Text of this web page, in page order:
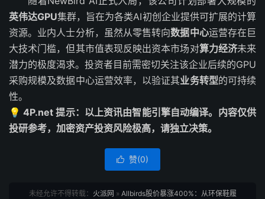
英伟达GPU集群，旨在为各类AI初创企业提供可扩展的计算
资源。业内人士分析，虽然从零售转向数据中心运营存在巨
大技术门槛，但其市值表现反映出资本市场对算力经济未来
潜力的极度渴求。投资者目前需密切关注该企业后续的GPU
采购规模及数据中心运营效率，以验证其业务转型的可持续
性。
💡 4P.net 提示：以上资讯由智能引擎自动编译。内容仅供
投研参考，加密资产投资风险极高，请独立决策。
 赞(0)
未经允许不得转载： 火派网 » Allbirds股价暴涨400%：从环保鞋履